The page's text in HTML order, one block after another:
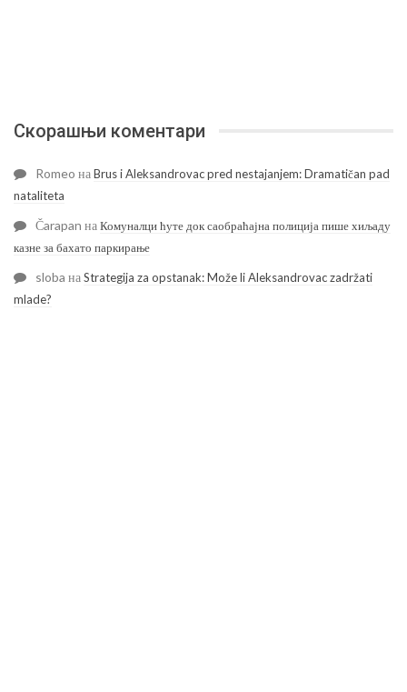
Скорашњи коментари
Romeo наBrus i Aleksandrovac pred nestajanjem: Dramatičan pad
nataliteta
Čarapan наКомуналци ћуте док саобраћајна полиција пише хиљаду
казне за бахато паркирање
sloba наStrategija za opstanak: Može li Aleksandrovac zadržati
mlade?